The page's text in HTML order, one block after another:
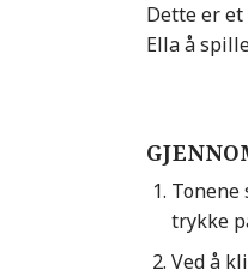
Dette er
Ella å
Tonene
trykke
Ved å